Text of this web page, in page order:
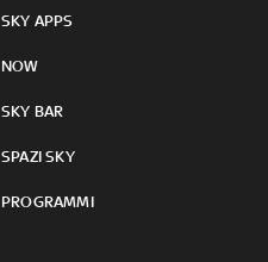
SKY APPS
NOW
SKY BAR
SPAZI SKY
PROGRAMMI